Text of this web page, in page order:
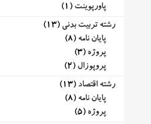
پاورپوینت (1)
رشته تربیت بدنی (13)
پایان نامه (8)
پروژه (3)
پروپوزال (2)
رشته اقتصاد (13)
پایان نامه (8)
پروژه (5)